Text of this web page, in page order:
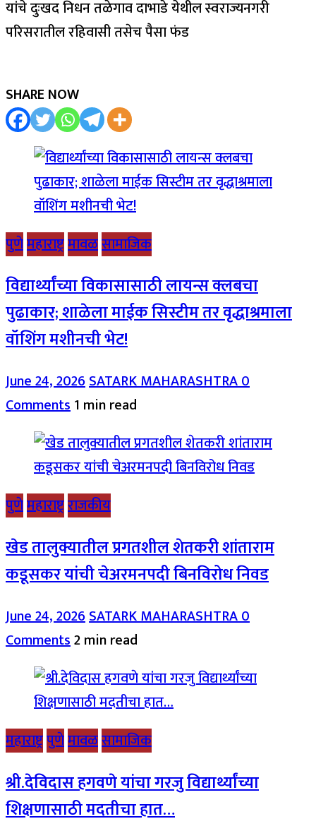
यांचे दुःखद निधन तळेगाव दाभाडे येथील स्वराज्यनगरी
परिसरातील रहिवासी तसेच पैसा फंड
SHARE NOW
पुणेमहाराष्ट्रमावळसामाजिक
विद्यार्थ्यांच्या विकासासाठी लायन्स क्लबचा
पुढाकार; शाळेला माईक सिस्टीम तर वृद्धाश्रमाला
वॉशिंग मशीनची भेट!
June 24, 2026SATARK MAHARASHTRA0
Comments1 min read
पुणेमहाराष्ट्रराजकीय
खेड तालुक्यातील प्रगतशील शेतकरी शांताराम
कडूसकर यांची चेअरमनपदी बिनविरोध निवड
June 24, 2026SATARK MAHARASHTRA0
Comments2 min read
महाराष्ट्रपुणेमावळसामाजिक
श्री.देविदास हगवणे यांचा गरजु विद्यार्थ्यांच्या
शिक्षणासाठी मदतीचा हात…